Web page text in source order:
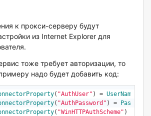
к прокси-серверу будут
из Internet Explorer для
тоже требует авторизации, то
надо будет добавить код:
( "AuthUser" ) = UserName
( "AuthPassword" ) =
Password
( "WinHTTPAuthScheme" ) =